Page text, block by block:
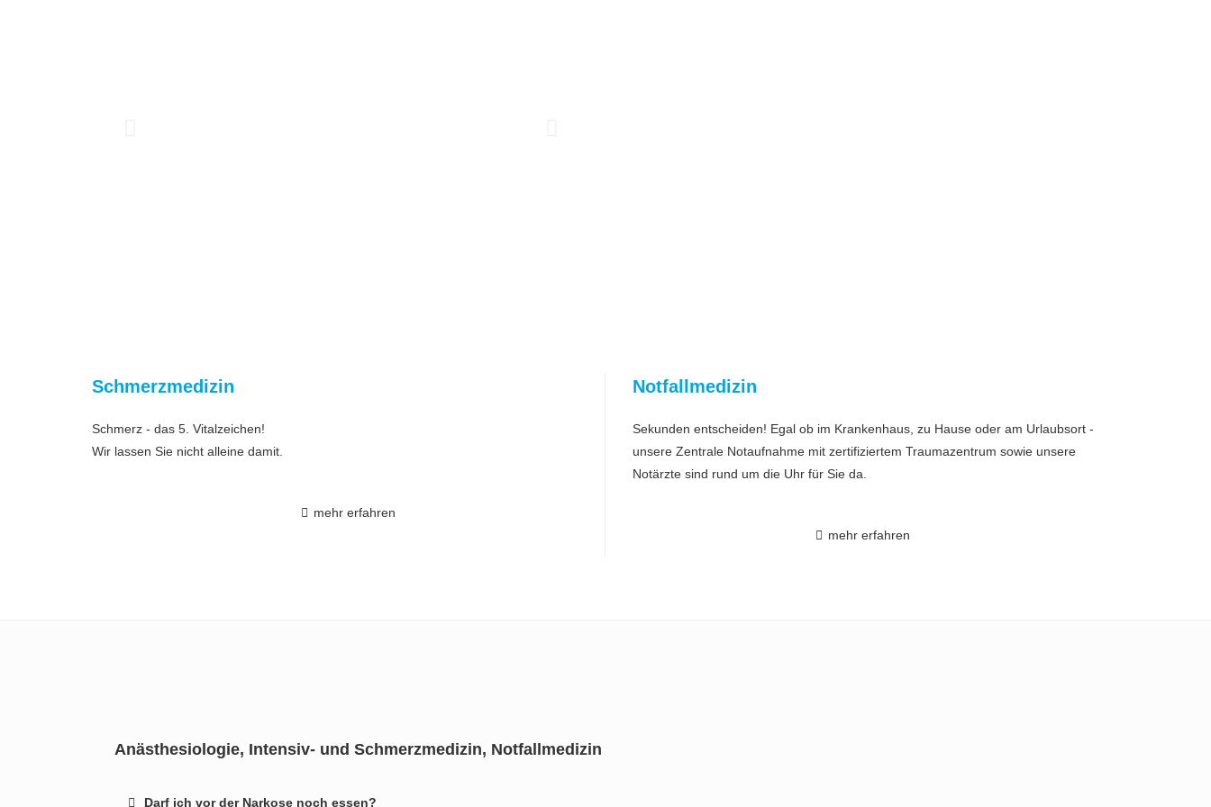
Schmerzmedizin
Schmerz - das 5. Vitalzeichen!
Wir lassen Sie nicht alleine damit.
mehr erfahren
Notfallmedizin
Sekunden entscheiden! Egal ob im Krankenhaus, zu Hause oder am Urlaubsort -
unsere Zentrale Notaufnahme mit zertifiziertem Traumazentrum sowie unsere
Notärzte sind rund um die Uhr für Sie da.
mehr erfahren
Anästhesiologie, Intensiv- und Schmerzmedizin, Notfallmedizin
Darf ich vor der Narkose noch essen?